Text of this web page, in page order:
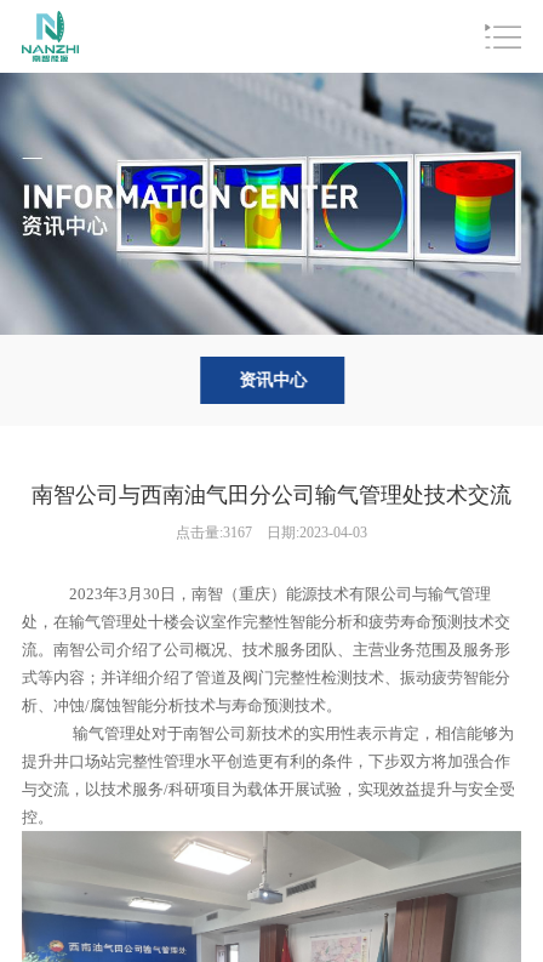
资讯中心
南智公司与西南油气田分公司输气管理处技术交流
点击量:3167 日期:2023-04-03
2023年3月30日，南智（重庆）能源技术有限公司与输气管理
处，在输气管理处十楼会议室作完整性智能分析和疲劳寿命预测技术交
流。南智公司介绍了公司概况、技术服务团队、主营业务范围及服务形
式等内容；并详细介绍了管道及阀门完整性检测技术、振动疲劳智能分
析、冲蚀/腐蚀智能分析技术与寿命预测技术。
输气管理处对于南智公司新技术的实用性表示肯定，相信能够为
提升井口场站完整性管理水平创造更有利的条件，下步双方将加强合作
与交流，以技术服务/科研项目为载体开展试验，实现效益提升与安全受
控。